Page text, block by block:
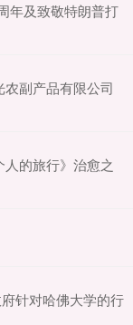
年及致敬特朗普打
副产品有限公司
的旅行》治愈之
针对哈佛大学的行